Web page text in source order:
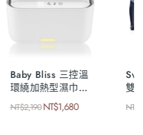
Haari 手推幼兒童
三輪車
NT$5,680NT$